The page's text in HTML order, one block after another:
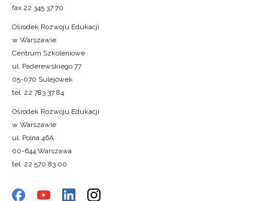
fax 22 345 37 70
Ośrodek Rozwoju Edukacji
w Warszawie
Centrum Szkoleniowe
ul. Paderewskiego 77
05-070 Sulejówek
tel. 22 783 37 84
Ośrodek Rozwoju Edukacji
w Warszawie
ul. Polna 46A
00-644 Warszawa
tel. 22 570 83 00